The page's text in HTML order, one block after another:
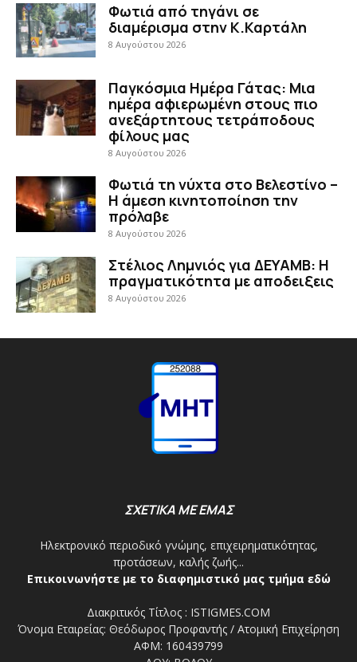
Φωτιά από τηγάνι σε
διαμέρισμα στην Κ.Καρτάλη
8 Αυγούστου 2026
Παγκόσμια Ημέρα Γάτας: Μια
ημέρα αφιερωμένη στους πιο
ανεξάρτητους τετράποδους
φίλους μας
8 Αυγούστου 2026
Φωτιά τη νύχτα στο Βελεστίνο –
Η άμεση κινητοποίηση την
πρόλαβε
8 Αυγούστου 2026
Στέλιος Λημνιός για ΔΕΥΑΜΒ: Η
πραγματικότητα με αποδειξεις
8 Αυγούστου 2026
ΣΧΕΤΙΚΑ ΜΕ ΕΜΑΣ
Ηλεκτρονικό περιοδικό γνώμης, επιχειρηματικότητας,
προτάσεων, καλής ζωής...
Επικοινωνήστε με το διαφημιστικό μας τμήμα εδώ
Διακριτικός Τίτλος : ISTIGMES.COM
Όνομα Εταιρείας: Θεόδωρος Προφαντής / Ατομική Επιχείρηση
ΑΦΜ: 160439799